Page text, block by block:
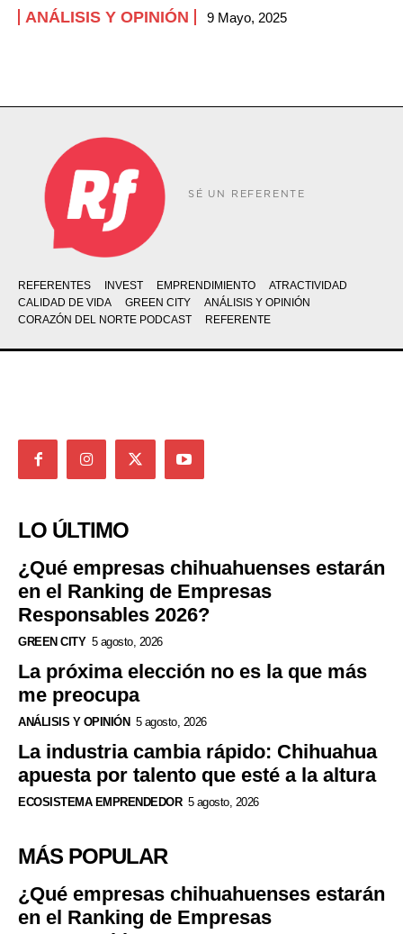
ANÁLISIS Y OPINIÓN 9 Mayo, 2025
SÉ UN REFERENTE
REFERENTES INVEST EMPRENDIMIENTO
ATRACTIVIDAD
CALIDAD DE VIDA
GREEN CITY
ANÁLISIS Y OPINIÓN
CORAZÓN DEL NORTE PODCAST
REFERENTE
LO ÚLTIMO
¿Qué empresas chihuahuenses estarán
en el Ranking de Empresas
Responsables 2026?
GREEN CITY 5 agosto, 2026
La próxima elección no es la que más
me preocupa
ANÁLISIS Y OPINIÓN 5 agosto, 2026
La industria cambia rápido: Chihuahua
apuesta por talento que esté a la altura
ECOSISTEMA EMPRENDEDOR 5 agosto, 2026
MÁS POPULAR
¿Qué empresas chihuahuenses estarán
en el Ranking de Empresas